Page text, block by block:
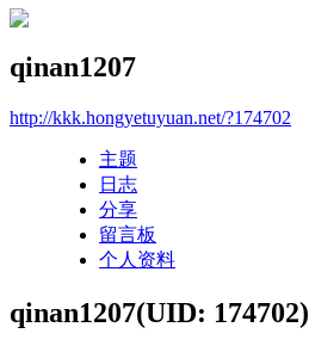
qinan1207
http://kkk.hongyetuyuan.net/?174702
主题
日志
分享
留言板
个人资料
qinan1207(UID: 174702)